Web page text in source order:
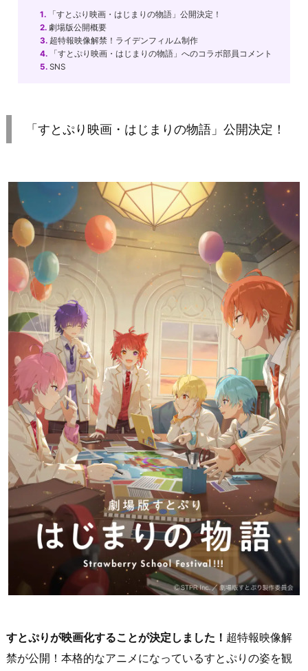
1. 「すとぷり映画・はじまりの物語」公開決定！
2. 劇場版公開概要
3. 超特報映像解禁！ライデンフィルム制作
4. 「すとぷり映画・はじまりの物語」へのコラボ部員コメント
5. SNS
「すとぷり映画・はじまりの物語」公開決定！
すとぷりが映画化することが決定しました！ 超特報映像解
禁が公開！本格的なアニメになっているすとぷりの姿を観